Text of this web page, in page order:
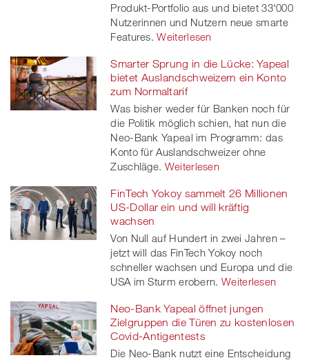
Produkt-Portfolio aus und bietet 33'000
Nutzerinnen und Nutzern neue smarte
Features. Weiterlesen
Smarter Sprung in die Lücke: Yapeal
bietet Auslandschweizern ein Konto
zum Normaltarif
Was bisher weder für Banken noch für
die Politik möglich schien, hat nun die
Neo-Bank Yapeal im Programm: das
Konto für Auslandschweizer ohne
Zuschläge. Weiterlesen
FinTech Yokoy sammelt 26 Millionen
US-Dollar ein und will kräftig
wachsen
Von Null auf Hundert in zwei Jahren –
jetzt will das FinTech Yokoy noch
schneller wachsen und Europa und die
USA im Sturm erobern. Weiterlesen
Neo-Bank Yapeal öffnet jungen
Zielgruppen die Türen zu kostenlosen
Covid-Antigentests
Die Neo-Bank nutzt eine Entscheidung